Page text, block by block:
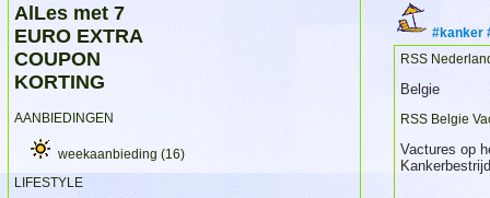
AlLes met 7
EURO EXTRA
COUPON
KORTING
AANBIEDINGEN
weekaanbieding (16)
LIFESTYLE
#kanker
RSS
Belgie
RSS Belgie
Vactures op